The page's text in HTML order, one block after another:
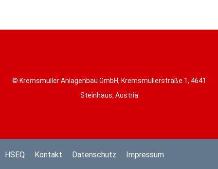
© Kremsmüller Anlagenbau GmbH, Kremsmüllerstraße 1, 4641
Steinhaus, Austria
HSEQ Kontakt Datenschutz Impressum